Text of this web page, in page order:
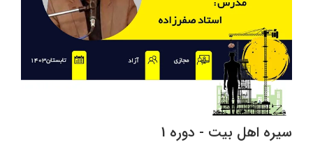
سیره اهل بیت - دوره 1